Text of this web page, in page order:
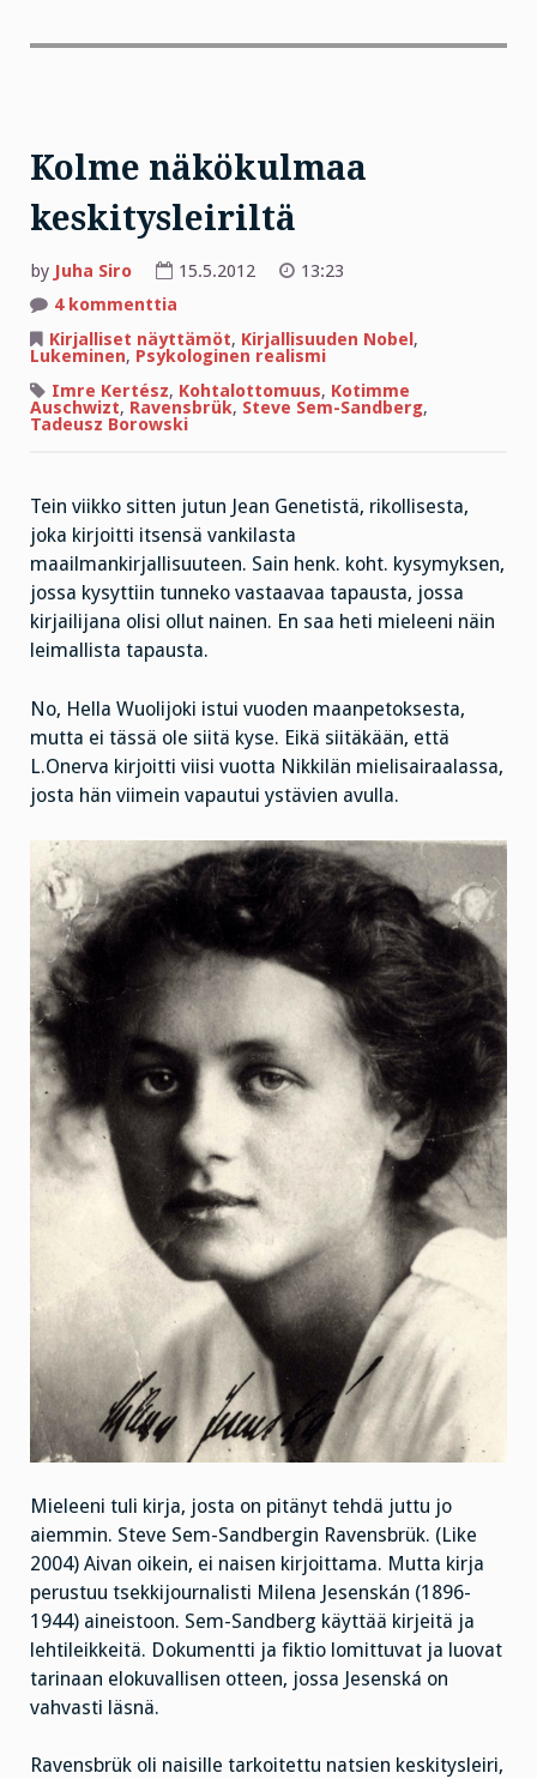
Kolme näkökulmaa
keskitysleiriltä
by Juha Siro 15.5.2012
13:23
4 kommenttia
näkökulmaa
keskitysleiriltä
Kirjalliset näyttämöt, Kirjallisuuden Nobel ,
Lukeminen, Psykologinen realismi
Imre Kertész, Kohtalottomuus, Kotimme
Auschwizt, Ravensbrük, Steve Sem-Sandberg,
Tadeusz Borowski
Tein viikko sitten jutun Jean Genetistä, rikollisesta,
joka kirjoitti itsensä vankilasta
maailmankirjallisuuteen. Sain henk. koht. kysymyksen,
jossa kysyttiin tunneko vastaavaa tapausta, jossa
kirjailijana olisi ollut nainen. En saa heti mieleeni näin
leimallista tapausta.
No, Hella Wuolijoki istui vuoden maanpetoksesta,
mutta ei tässä ole siitä kyse. Eikä siitäkään, että
L.Onerva kirjoitti viisi vuotta Nikkilän mielisairaalassa,
josta hän viimein vapautui ystävien avulla.
Mieleeni tuli kirja, josta on pitänyt tehdä juttu jo
aiemmin. Steve Sem-Sandbergin Ravensbrük. (Like
2004) Aivan oikein, ei naisen kirjoittama. Mutta kirja
perustuu tsekkijournalisti Milena Jesenskán (1896-
1944) aineistoon. Sem-Sandberg käyttää kirjeitä ja
lehtileikkeitä. Dokumentti ja fiktio lomittuvat ja luovat
tarinaan elokuvallisen otteen, jossa Jesenská on
vahvasti läsnä.
Ravensbrük oli naisille tarkoitettu natsien keskitysleiri,